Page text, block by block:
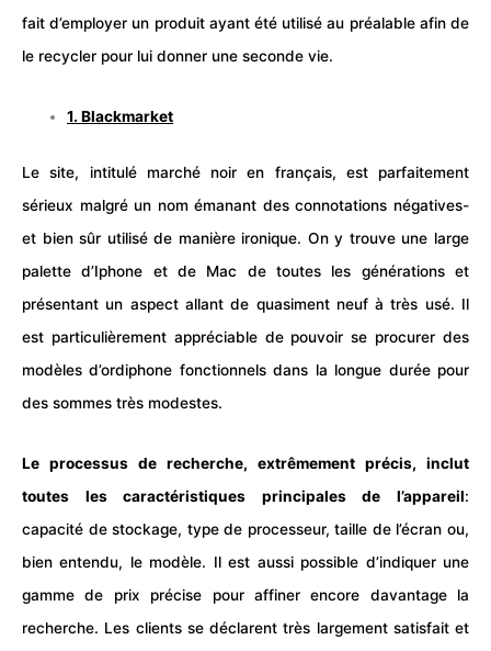
fait d’employer un produit ayant été utilisé au préalable afin de
le recycler pour lui donner une seconde vie.
1.Blackmarket
Le site, intitulé marché noir en français, est parfaitement
sérieux malgré un nom émanant des connotations négatives-
et bien sûr utilisé de manière ironique. On y trouve une large
palette d’Iphone et de Mac de toutes les générations et
présentant un aspect allant de quasiment neuf à très usé. Il
est particulièrement appréciable de pouvoir se procurer des
modèles d’ordiphone fonctionnels dans la longue durée pour
des sommes très modestes.
Le processus de recherche, extrêmement précis, inclut
toutes les caractéristiques principales de l’appareil:
capacité de stockage, type de processeur, taille de l’écran ou,
bien entendu, le modèle. Il est aussi possible d’indiquer une
gamme de prix précise pour affiner encore davantage la
recherche. Les clients se déclarent très largement satisfait et